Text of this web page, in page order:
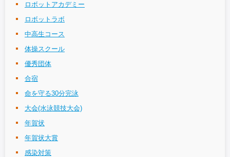
ロボットアカデミー
ロボットラボ
中高生コース
体操スクール
優秀団体
合宿
命を守る30分完泳
大会(水泳競技大会)
年賀状
年賀状大賞
感染対策